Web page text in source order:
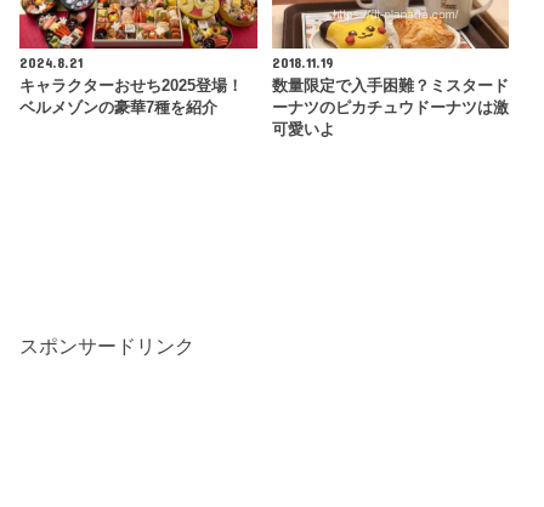
2024.8.21
キャラクターおせち2025登場！
ベルメゾンの豪華7種を紹介
2018.11.19
数量限定で入手困難？ミスタード
ーナツのピカチュウドーナツは激
可愛いよ
スポンサードリンク